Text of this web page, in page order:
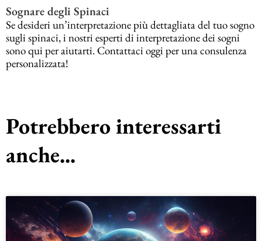
Sognare degli Spinaci
Se desideri un’interpretazione più dettagliata del tuo sogno
sugli spinaci, i nostri esperti di interpretazione dei sogni
sono qui per aiutarti. Contattaci oggi per una consulenza
personalizzata!
Potrebbero interessarti
anche...